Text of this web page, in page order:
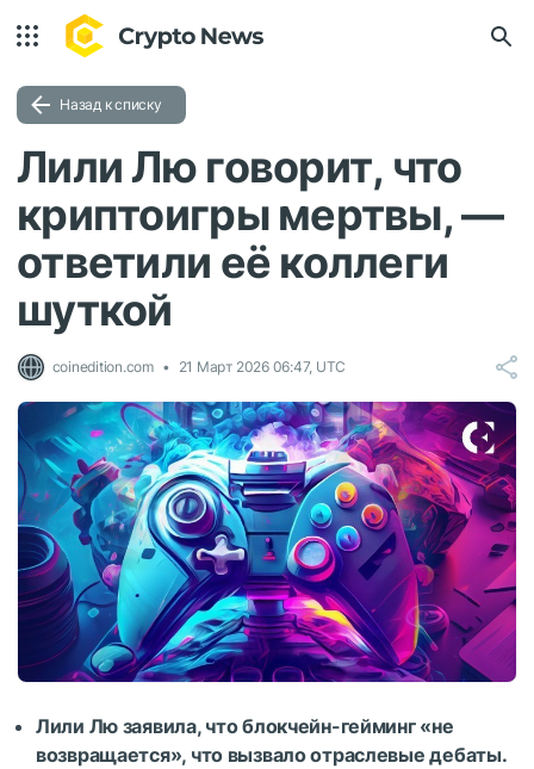
Назад к списку
Лили Лю говорит, что
криптоигры мертвы, —
ответили её коллеги
шуткой
coinedition.com 21 Март 2026 06:47, UTC
Лили Лю заявила, что блокчейн-гейминг «не
возвращается», что вызвало отраслевые дебаты.